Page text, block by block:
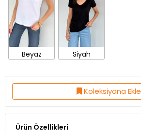
Beyaz Siyah
Koleksiyona Ekle
Ürün Özellikleri